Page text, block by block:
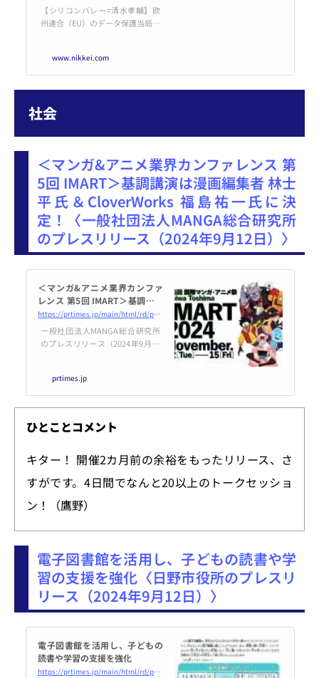
【シリコンバレー=清水孝輔】欧
州連合（EU）のデータ保護当局で
と発表した。人工知能（AI）開発
のデータ学習が、一般データ保護
規則（GDPR）に違反していない
程で個人情報への配慮が不十分
イルランドに拠点を置くDPCが、
LM（パーム）2」に
www.nikkei.com
社会
＜マンガ&アニメ業界カンファレンス 第
5回 IMART＞基調講演は漫画編集者 林士
平氏＆CloverWorks 福島祐一氏に決
定！〈一般社団法人MANGA総合研究所
のプレスリリース（2024年9月12日）〉
＜マンガ&アニメ業界カンファ
レンス 第5回 IMART＞基調講演
は漫画編集者 林士平氏＆Clover
Works 福島祐一氏に決定！
https://prtimes.jp/main/html/rd/p/000000003.000145029.html
一般社団法人MANGA総合研究所
のプレスリリース（2024年9月12
基調講演は漫画編集者 林士平氏＆
CloverWorks 福島祐一氏に決定！
prtimes.jp
ひとことコメント
キター！ 開催2カ月前の余裕をもったリリース、さ
すがです。4日間でなんと20以上のトークセッショ
ン！（鷹野）
電子図書館を活用し、子どもの読書や学
習の支援を強化〈日野市役所のプレスリ
リース（2024年9月12日）〉
電子図書館を活用し、子どもの
読書や学習の支援を強化
https://prtimes.jp/main/html/rd/p/000000108.000126851.html